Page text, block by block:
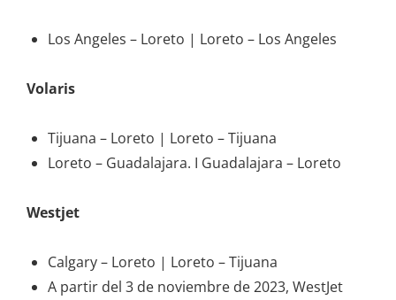
Los Angeles – Loreto | Loreto – Los Angeles
Volaris
Tijuana – Loreto | Loreto – Tijuana
Loreto – Guadalajara. I Guadalajara – Loreto
Westjet
Calgary – Loreto | Loreto – Tijuana
A partir del 3 de noviembre de 2023, WestJet